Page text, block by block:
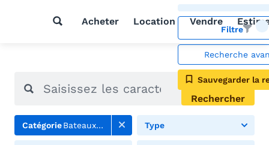
Acheter Location Vendre
Filtre
Recherche
Sauvegarder la
Rechercher
CatégorieBateaux à moteur Type